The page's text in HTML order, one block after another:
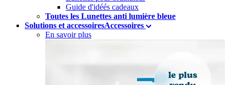
Guide d'idéés cadeaux
Toutes les Lunettes anti lumière bleue
Solutions et accessoiresAccessoires
En savoir plus